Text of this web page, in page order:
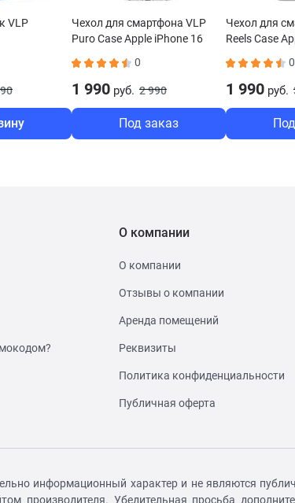
VLP
Чехол для смартфона VLP
Puro Case Apple iPhone 16
0
1 990 руб. 2 990
Под заказ
Чехол для
Reels Case
0
1 990 руб.
О компании
О компании
Отзывы о компании
Аренда помещений
Реквизиты
Политика конфиденциальности
Публичная оферта
информационный характер и не являются
производителя. Убедительная просьба